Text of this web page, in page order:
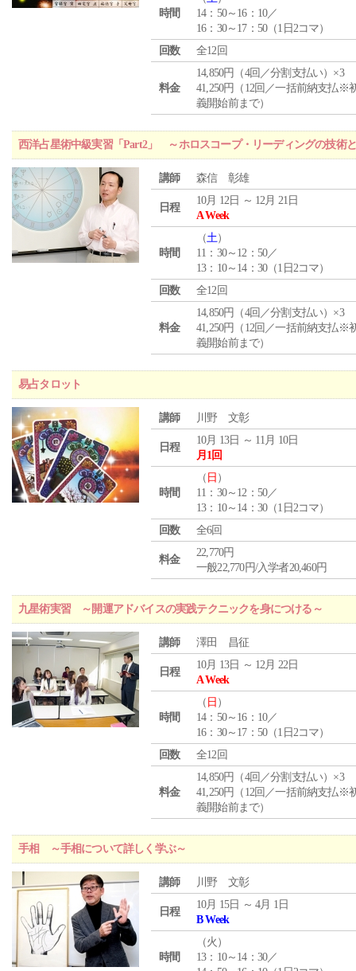
時間
14：50～16：10／
16：30～17：50（1日2コマ）
回数
全12回
料金
14,850円（4回／分割支払い）×3
41,250円（12回／一括前納支払※
義開始前まで）
西洋占星術中級実習「Part2」 ～ホロスコープ・リーディングの技術
講師 森信 彰雄
日程
10月 12日 ～ 12月 21日
A Week
時間
（土）
11：30～12：50／
13：10～14：30（1日2コマ）
回数
全12回
料金
14,850円（4回／分割支払い）×3
41,250円（12回／一括前納支払※
義開始前まで）
易占タロット
講師 川野 文彰
日程
10月 13日 ～ 11月 10日
月1回
時間
（ 日 ）
11：30～12：50／
13：10～14：30（1日2コマ）
回数
全6回
料金
22,770円
一般22,770円/入学者20,460円
九星術実習 ～開運アドバイスの実践テクニックを身につける～
講師 澤田 昌征
日程
10月 13日 ～ 12月 22日
A Week
時間
（ 日 ）
14：50～16：10／
16：30～17：50（1日2コマ）
回数
全12回
料金
14,850円（4回／分割支払い）×3
41,250円（12回／一括前納支払※
義開始前まで）
手相 ～手相について詳しく学ぶ～
講師 川野 文彰
日程
10月 15日 ～ 4月 1日
B Week
時間
（火 ）
13：10～14：30／